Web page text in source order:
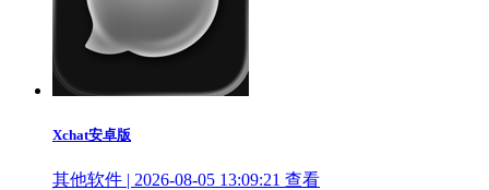
Xchat安卓版
其他软件 | 2026-08-05 13:09:21 查看